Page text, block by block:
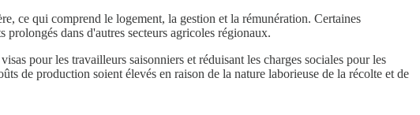
ce qui comprend le logement, la gestion et la rémunération. Certaines
dans d'autres secteurs agricoles régionaux.
pour les travailleurs saisonniers et réduisant les charges sociales pour les
de production soient élevés en raison de la nature laborieuse de la récolte et de